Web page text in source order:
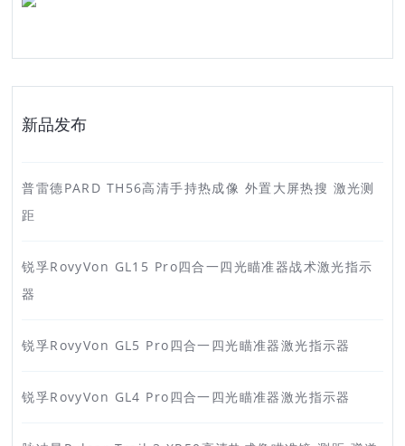
新品发布
普雷德PARD TH56高清手持热成像 外置大屏热搜 激光测
距
锐孚RovyVon GL15 Pro四合一四光瞄准器战术激光指示
器
锐孚RovyVon GL5 Pro四合一四光瞄准器激光指示器
锐孚RovyVon GL4 Pro四合一四光瞄准器激光指示器